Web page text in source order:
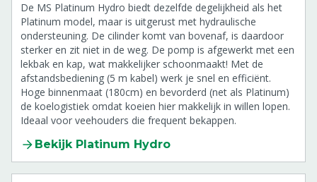
De MS Platinum Hydro biedt dezelfde degelijkheid als het
Platinum model, maar is uitgerust met hydraulische
ondersteuning. De cilinder komt van bovenaf, is daardoor
sterker en zit niet in de weg. De pomp is afgewerkt met een
lekbak en kap, wat makkelijker schoonmaakt! Met de
afstandsbediening (5 m kabel) werk je snel en efficiënt.
Hoge binnenmaat (180cm) en bevorderd (net als Platinum)
de koelogistiek omdat koeien hier makkelijk in willen lopen.
Ideaal voor veehouders die frequent bekappen.
Bekijk Platinum Hydro